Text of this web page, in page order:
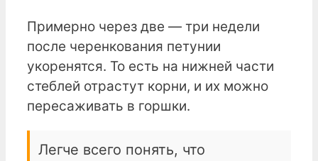
Примерно через две — три недели
после черенкования петунии
укоренятся. То есть на нижней части
стеблей отрастут корни, и их можно
пересаживать в горшки.
Легче всего понять, что